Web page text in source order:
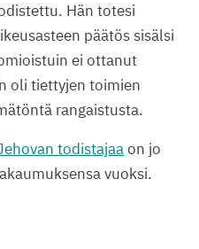
Hän totesi
päätös sisälsi
ei ottanut
oli tiettyjen toimien
rangaistusta.
todistajaaon jo
vuoksi.